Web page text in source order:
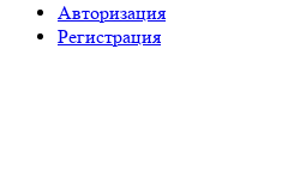
Авторизация
Регистрация